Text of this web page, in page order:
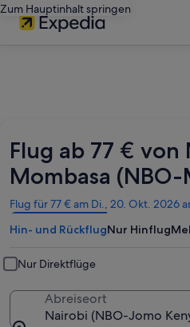
Zum Hauptinhalt springen
Flug ab 77 € von
Mombasa
Flug für 77 € am Di., 20. Okt. 2026
Wird
in
einem
Fenster
geöffnet
Hin- und RückflugNur Hinflug
Nur Direktflüge
Abreiseort
Nairobi (NBO-Jomo